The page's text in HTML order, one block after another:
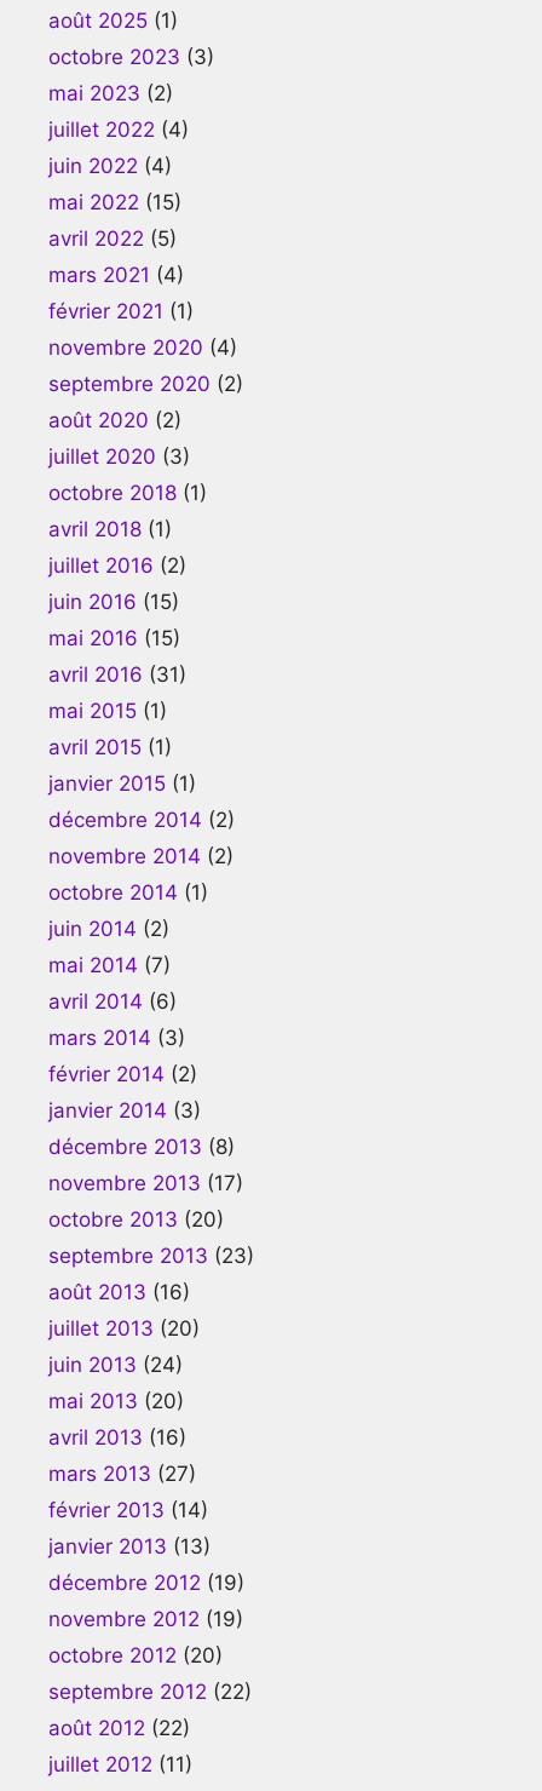
août 2025 (1)
octobre 2023 (3)
mai 2023 (2)
juillet 2022 (4)
juin 2022 (4)
mai 2022 (15)
avril 2022 (5)
mars 2021 (4)
février 2021 (1)
novembre 2020 (4)
septembre 2020 (2)
août 2020 (2)
juillet 2020 (3)
octobre 2018 (1)
avril 2018 (1)
juillet 2016 (2)
juin 2016 (15)
mai 2016 (15)
avril 2016 (31)
mai 2015 (1)
avril 2015 (1)
janvier 2015 (1)
décembre 2014 (2)
novembre 2014 (2)
octobre 2014 (1)
juin 2014 (2)
mai 2014 (7)
avril 2014 (6)
mars 2014 (3)
février 2014 (2)
janvier 2014 (3)
décembre 2013 (8)
novembre 2013 (17)
octobre 2013 (20)
septembre 2013 (23)
août 2013 (16)
juillet 2013 (20)
juin 2013 (24)
mai 2013 (20)
avril 2013 (16)
mars 2013 (27)
février 2013 (14)
janvier 2013 (13)
décembre 2012 (19)
novembre 2012 (19)
octobre 2012 (20)
septembre 2012 (22)
août 2012 (22)
juillet 2012 (11)